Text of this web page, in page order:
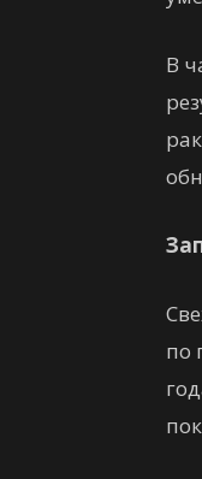
В
по